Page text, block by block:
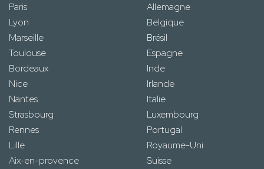
Paris
Lyon
Marseille
Toulouse
Bordeaux
Nice
Nantes
Strasbourg
Rennes
Lille
Aix-en-provence
Allemagne
Belgique
Brésil
Espagne
Inde
Irlande
Italie
Luxembourg
Portugal
Royaume-Uni
Suisse